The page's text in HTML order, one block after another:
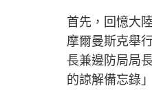
首先，回憶大
摩爾曼斯克舉
長兼邊防局局
的諒解備忘錄